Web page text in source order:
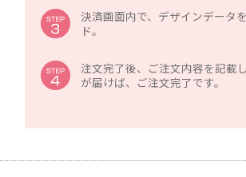
決済画面内で、デザインデータ
ド。
注文完了後、ご注文内容を記載
が届けば、ご注文完了です。